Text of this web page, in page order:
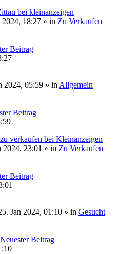
bei kleinanzeigen
2024, 18:27 » in Zu Verkaufen
Beitrag
2024, 05:59 » in Allgemein
Beitrag
verkaufen bei Kleinanzeigen
2024, 23:01 » in Zu Verkaufen
Beitrag
Jan 2024, 01:10 » in Gesucht
Neuester Beitrag